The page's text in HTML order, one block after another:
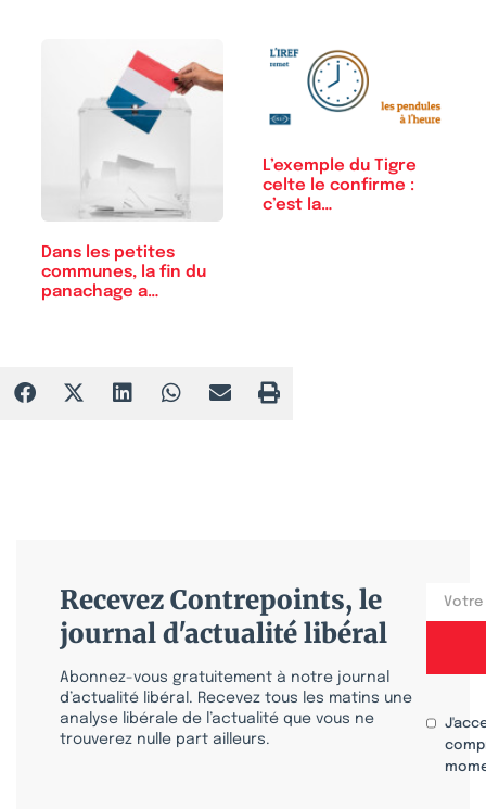
Dans les petites
communes, la fin du
panachage a…
L’exemple du Tigre
celte le confirme :
c’est la…
Recevez Contrepoints, le
journal d'actualité libéral
Abonnez-vous gratuitement à notre journal
d’actualité libéral. Recevez tous les matins une
analyse libérale de l’actualité que vous ne
trouverez nulle part ailleurs.